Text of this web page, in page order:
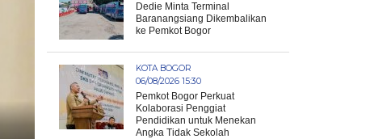
Dedie Minta Terminal
Baranangsiang Dikembalikan
ke Pemkot Bogor
KOTA BOGOR
06/08/2026 15:30
Pemkot Bogor Perkuat
Kolaborasi Penggiat
Pendidikan untuk Menekan
Angka Tidak Sekolah